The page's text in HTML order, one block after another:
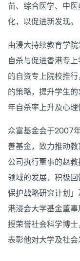
苗、综合医学、中
化，以促进新发现。
由浸大持续教育学
自杀与促进香港专
的自资专上院校推
的策略，提升学生
年自杀率上升及心理
众富基金会于2007
善基金，致力推动
公司执行董事的赵
领域的发展，积极
保护战略研究计划
港浸会大学基金董
授荣誉社会科学博
表彰他对大学及社会